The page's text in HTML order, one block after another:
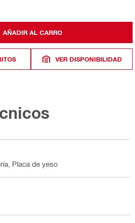
AÑADIR AL CARRO
VER DISPONIBILIDAD
Placa de yeso